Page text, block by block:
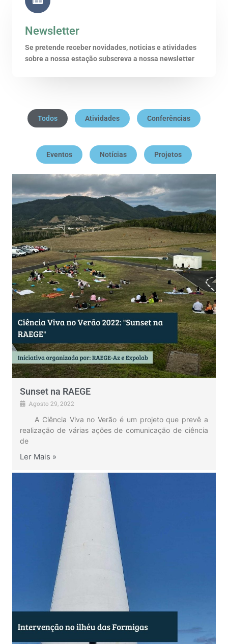
Newsletter
Se pretende receber novidades, noticias e atividades
sobre a nossa estação subscreva a nossa newsletter
Todos Atividades Conferências
Eventos Notícias Projetos
Sunset na RAEGE
Agosto 29, 2022
A Ciência Viva no Verão é um projeto que prevê a
realização de várias ações de comunicação de ciência
de
Ler Mais »